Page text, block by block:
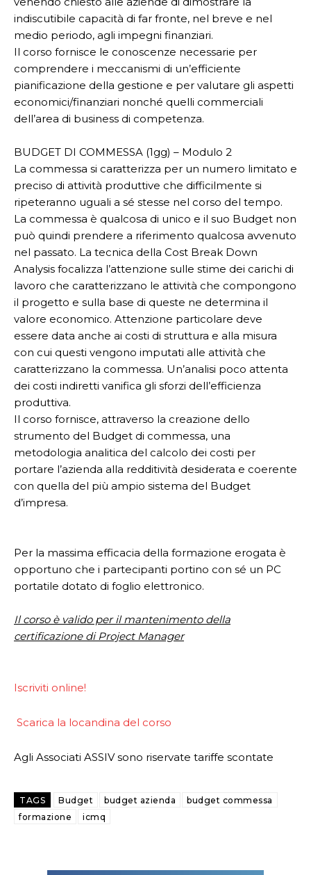
indiscutibile capacità di far fronte, nel breve e nel
medio periodo, agli impegni finanziari.
Il corso fornisce le conoscenze necessarie per
comprendere i meccanismi di un’efficiente
pianificazione della gestione e per valutare gli aspetti
economici/finanziari nonché quelli commerciali
dell’area di business di competenza.
BUDGET DI COMMESSA (1gg) – Modulo 2
La commessa si caratterizza per un numero limitato e
preciso di attività produttive che difficilmente si
ripeteranno uguali a sé stesse nel corso del tempo.
La commessa è qualcosa di unico e il suo Budget non
può quindi prendere a riferimento qualcosa avvenuto
nel passato. La tecnica della Cost Break Down
Analysis focalizza l’attenzione sulle stime dei carichi di
lavoro che caratterizzano le attività che compongono
il progetto e sulla base di queste ne determina il
valore economico. Attenzione particolare deve
essere data anche ai costi di struttura e alla misura
con cui questi vengono imputati alle attività che
caratterizzano la commessa. Un’analisi poco attenta
dei costi indiretti vanifica gli sforzi dell’efficienza
produttiva.
Il corso fornisce, attraverso la creazione dello
strumento del Budget di commessa, una
metodologia analitica del calcolo dei costi per
portare l’azienda alla redditività desiderata e coerente
con quella del più ampio sistema del Budget
d’impresa.
Per la massima efficacia della formazione erogata è
opportuno che i partecipanti portino con sé un PC
portatile dotato di foglio elettronico.
Il corso è valido per il mantenimento della
certificazione di Project Manager
Iscriviti online!
Scarica la locandina del corso
Agli Associati ASSIV sono riservate tariffe scontate
TAGS Budget budget azienda
budget commessa
formazione
icmq